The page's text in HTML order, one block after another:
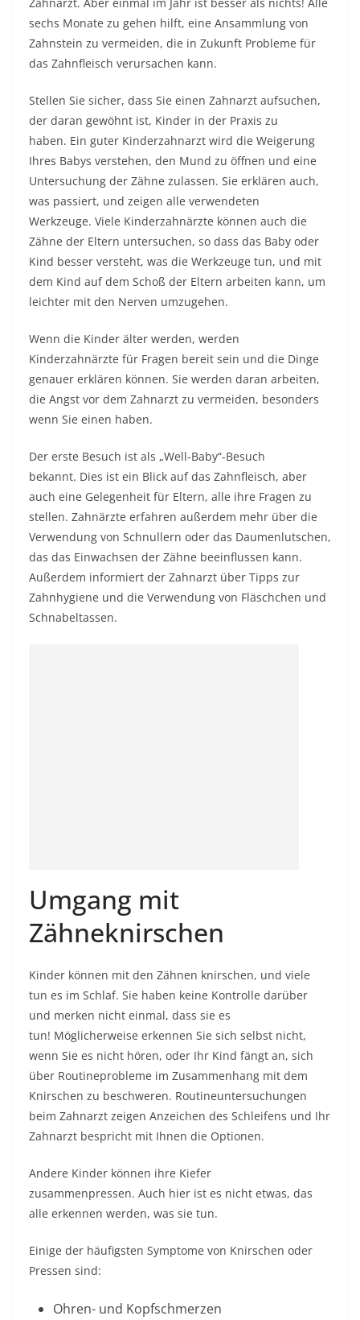
sechs Monate zu gehen hilft, eine Ansammlung von
Zahnstein zu vermeiden, die in Zukunft Probleme für
das Zahnfleisch verursachen kann.
Stellen Sie sicher, dass Sie einen Zahnarzt aufsuchen,
der daran gewöhnt ist, Kinder in der Praxis zu
haben. Ein guter Kinderzahnarzt wird die Weigerung
Ihres Babys verstehen, den Mund zu öffnen und eine
Untersuchung der Zähne zulassen. Sie erklären auch,
was passiert, und zeigen alle verwendeten
Werkzeuge. Viele Kinderzahnärzte können auch die
Zähne der Eltern untersuchen, so dass das Baby oder
Kind besser versteht, was die Werkzeuge tun, und mit
dem Kind auf dem Schoß der Eltern arbeiten kann, um
leichter mit den Nerven umzugehen.
Wenn die Kinder älter werden, werden
Kinderzahnärzte für Fragen bereit sein und die Dinge
genauer erklären können. Sie werden daran arbeiten,
die Angst vor dem Zahnarzt zu vermeiden, besonders
wenn Sie einen haben.
Der erste Besuch ist als „Well-Baby“-Besuch
bekannt. Dies ist ein Blick auf das Zahnfleisch, aber
auch eine Gelegenheit für Eltern, alle ihre Fragen zu
stellen. Zahnärzte erfahren außerdem mehr über die
Verwendung von Schnullern oder das Daumenlutschen,
das das Einwachsen der Zähne beeinflussen kann.
Außerdem informiert der Zahnarzt über Tipps zur
Zahnhygiene und die Verwendung von Fläschchen und
Schnabeltassen.
Umgang mit
Zähneknirschen
Kinder können mit den Zähnen knirschen, und viele
tun es im Schlaf. Sie haben keine Kontrolle darüber
und merken nicht einmal, dass sie es
tun! Möglicherweise erkennen Sie sich selbst nicht,
wenn Sie es nicht hören, oder Ihr Kind fängt an, sich
über Routineprobleme im Zusammenhang mit dem
Knirschen zu beschweren. Routineuntersuchungen
beim Zahnarzt zeigen Anzeichen des Schleifens und Ihr
Zahnarzt bespricht mit Ihnen die Optionen.
Andere Kinder können ihre Kiefer
zusammenpressen. Auch hier ist es nicht etwas, das
alle erkennen werden, was sie tun.
Einige der häufigsten Symptome von Knirschen oder
Pressen sind:
Ohren- und Kopfschmerzen